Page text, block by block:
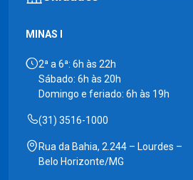
MINAS I
2ª a 6ª: 6h às 22h
Sábado: 6h às 20h
Domingo e feriado: 6h às 19h
(31) 3516-1000
Rua da Bahia, 2.244 – Lourdes –
Belo Horizonte/MG